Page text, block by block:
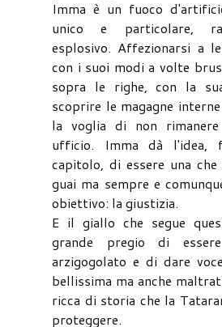
Imma è un fuoco
unico e particolare,
esplosivo. Affezionarsi a
con i suoi modi a volte
sopra le righe, con la
scoprire le magagne
la voglia di non
ufficio. Imma dà l'idea,
capitolo, di essere una
guai ma sempre e
obiettivo: la giustizia.
E il giallo che segue
grande pregio di
arzigogolato e di dare
bellissima ma anche
ricca di storia che la
proteggere.